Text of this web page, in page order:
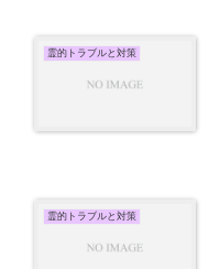
霊的トラブルと対策
霊的トラブルと対策